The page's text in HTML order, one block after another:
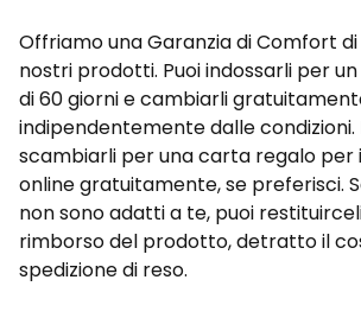
Offriamo una Garanzia di Comfort di
nostri prodotti. Puoi indossarli per
di 60 giorni e cambiarli
indipendentemente dalle condizioni.
scambiarli per una carta regalo per
online gratuitamente, se preferisci.
non sono adatti a te, puoi
rimborso del prodotto, detratto il
spedizione di reso.